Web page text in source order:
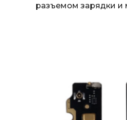
разъемом зарядки